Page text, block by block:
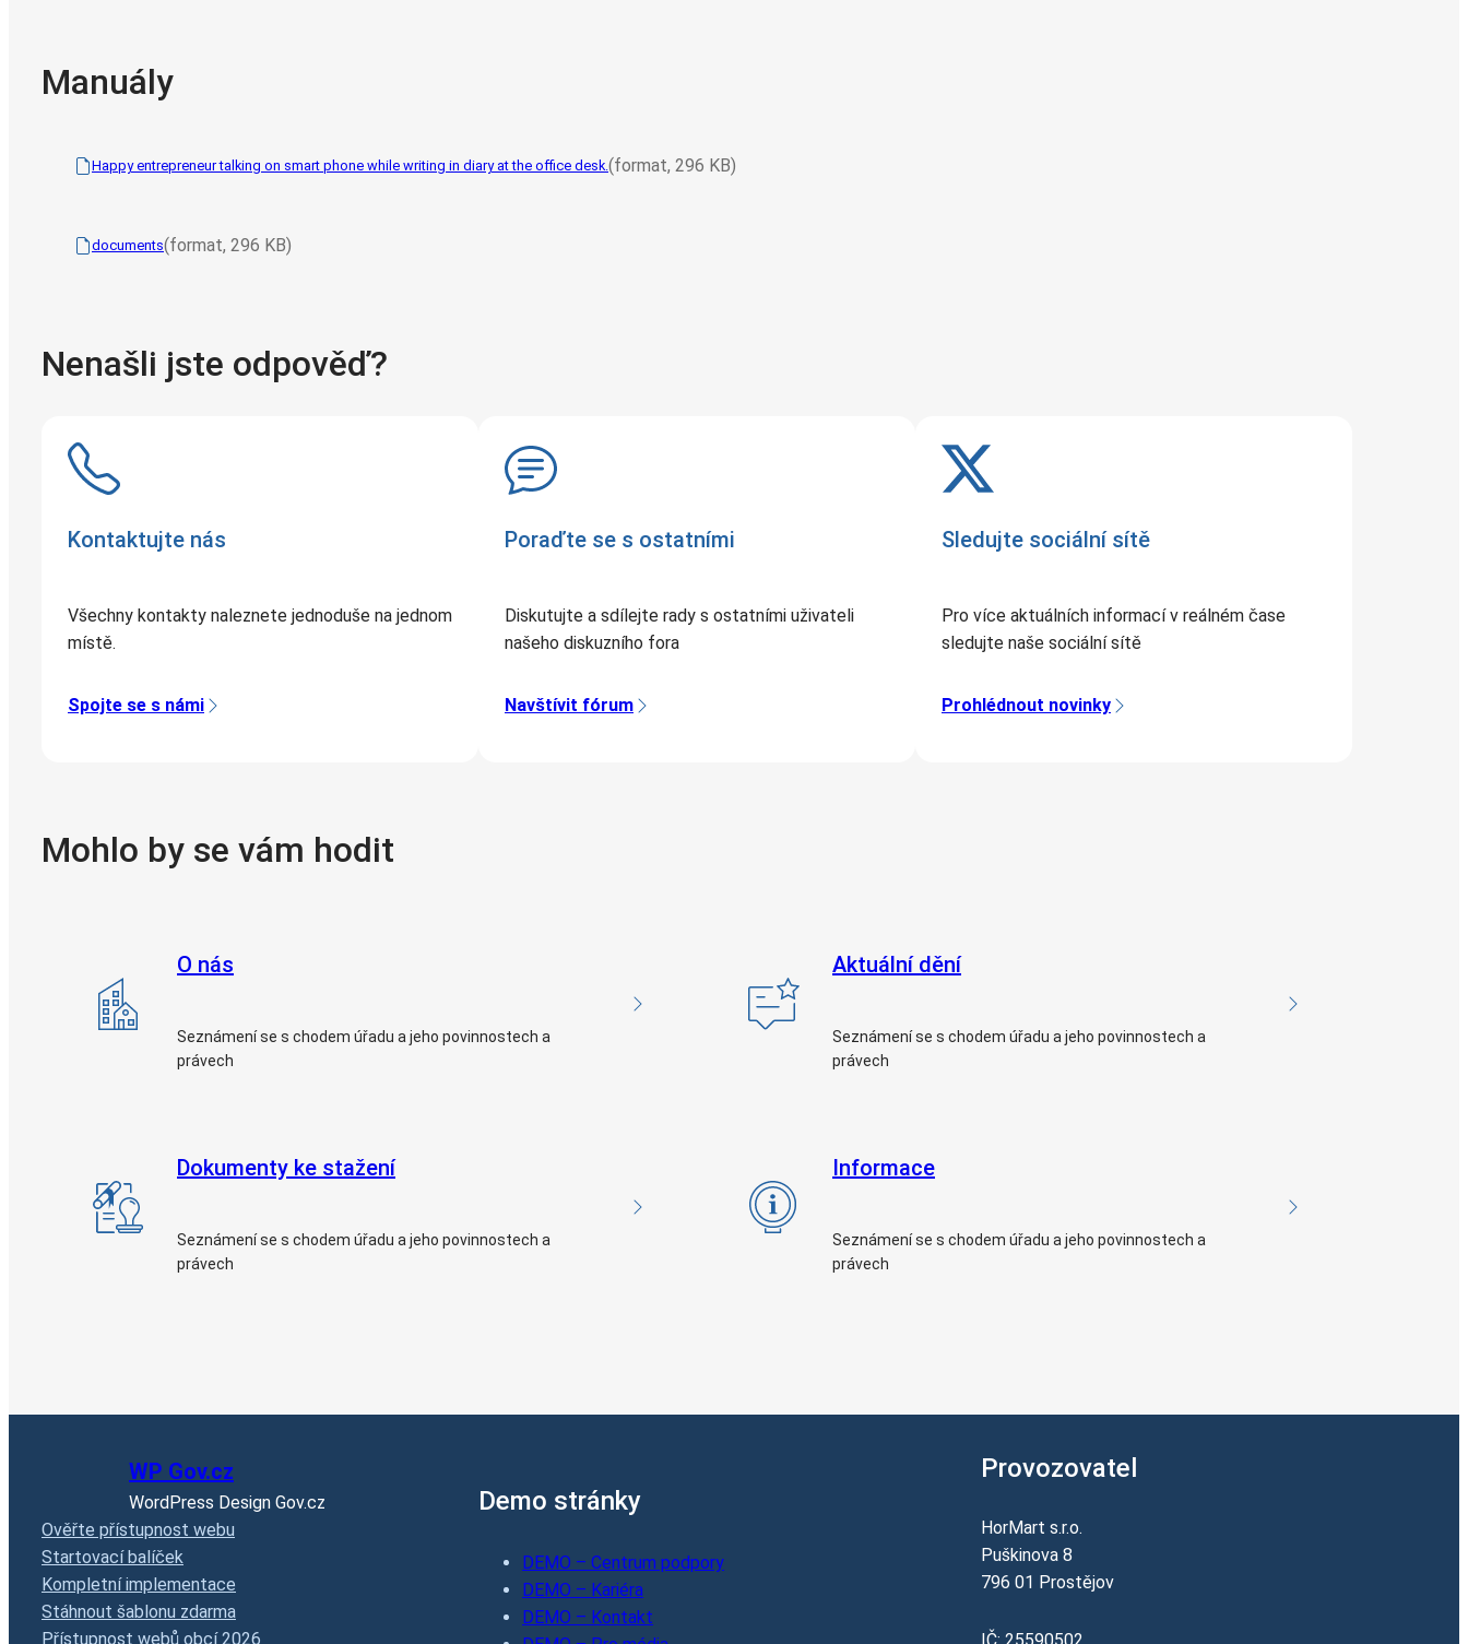
Manuály
Happy entrepreneur talking on smart phone while writing in diary at the office desk. (format, 296 KB)
documents(format, 296 KB)
Nenašli jste odpověď?
Kontaktujte nás
Všechny kontakty naleznete jednoduše na jednom
místě.
Spojte se s námi
Poraďte se s ostatními
Diskutujte a sdílejte rady s ostatními uživateli
našeho diskuzního fora
Navštívit fórum
Sledujte sociální sítě
Pro více aktuálních informací v reálném čase
sledujte naše sociální sítě
Prohlédnout novinky
Mohlo by se vám hodit
O nás
Seznámení se s chodem úřadu a jeho povinnostech a
právech
Aktuální dění
Seznámení se s chodem úřadu a jeho povinnostech a
právech
Dokumenty ke stažení
Seznámení se s chodem úřadu a jeho povinnostech a
právech
Informace
Seznámení se s chodem úřadu a jeho povinnostech a
právech
WP Gov.cz
WordPress Design Gov.cz
Ověřte přístupnost webu
Startovací balíček
Kompletní implementace
Stáhnout šablonu zdarma
Přístupnost webů obcí 2026
Demo stránky
DEMO – Centrum podpory
DEMO – Kariéra
DEMO – Kontakt
Provozovatel
HorMart s.r.o.
Puškinova 8
796 01 Prostějov